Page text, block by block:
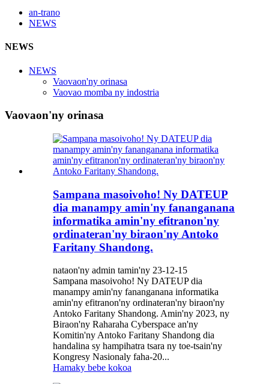
an-trano
NEWS
NEWS
NEWS
Vaovaon'ny orinasa
Vaovao momba ny indostria
Vaovaon'ny orinasa
Sampana masoivoho! Ny DATEUP
dia manampy amin'ny fananganana
informatika amin'ny efitranon'ny
ordinateran'ny biraon'ny Antoko
Faritany Shandong.
nataon'ny admin tamin'ny 23-12-15
Sampana masoivoho! Ny DATEUP dia
manampy amin'ny fananganana informatika
amin'ny efitranon'ny ordinateran'ny biraon'ny
Antoko Faritany Shandong. Amin'ny 2023, ny
Biraon'ny Raharaha Cyberspace an'ny
Komitin'ny Antoko Faritany Shandong dia
handalina sy hampihatra tsara ny toe-tsain'ny
Kongresy Nasionaly faha-20...
Hamaky bebe kokoa